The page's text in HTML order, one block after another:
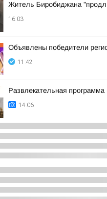
Житель Биробиджана
16:03
Объявлены победители
11:42
Развлекательная
14:06